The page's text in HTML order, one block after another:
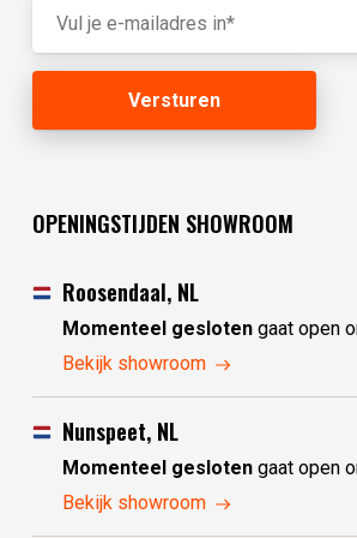
OPENINGSTIJDEN SHOWROOM
Roosendaal, NL
Momenteel geslotengaat open
vrijdag
zaterdag
zondag
maandag
dinsdag
Bekijk showroom
Nunspeet, NL
Momenteel geslotengaat open
vrijdag
zaterdag
Bekijk showroom